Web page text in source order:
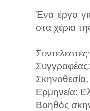
Ένα έργο
στα χέρια
Συντελεστές:
Σκηνοθεσία,
Ερμηνεία:
Βοηθός